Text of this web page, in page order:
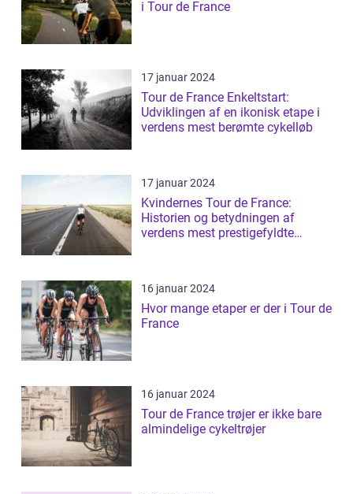
i Tour de France
17 januar 2024
Tour de France Enkeltstart:
Udviklingen af en ikonisk etape i
verdens mest berømte cykelløb
17 januar 2024
Kvindernes Tour de France:
Historien og betydningen af
verdens mest prestigefyldte
16 januar 2024
Hvor mange etaper er der i Tour de
France
16 januar 2024
Tour de France trøjer er ikke bare
almindelige cykeltrøjer